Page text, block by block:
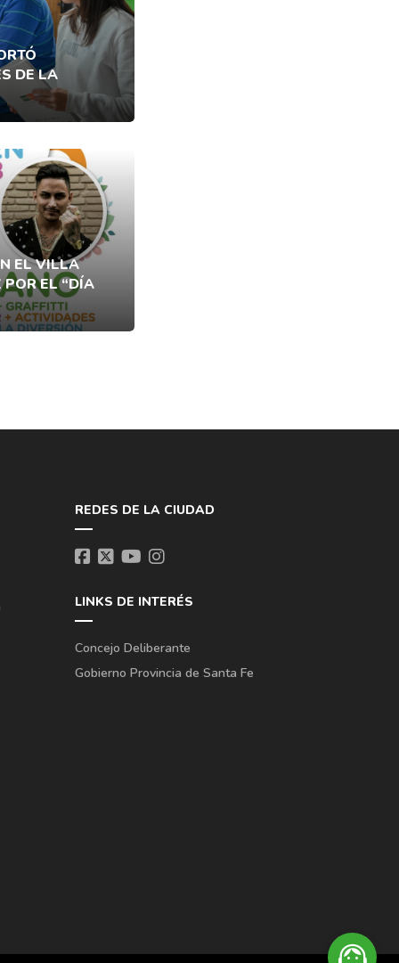
DE LA
EL VILLA
POR EL “DÍA
REDES DE LA CIUDAD
LINKS DE INTERÉS
Concejo Deliberante
Gobierno Provincia de Santa Fe